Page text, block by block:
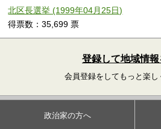
北区長選挙 (1999年04月25日)
得票数：35,699 票
登録して地域情
会員登録をしてもっと楽し
政治家の方へ